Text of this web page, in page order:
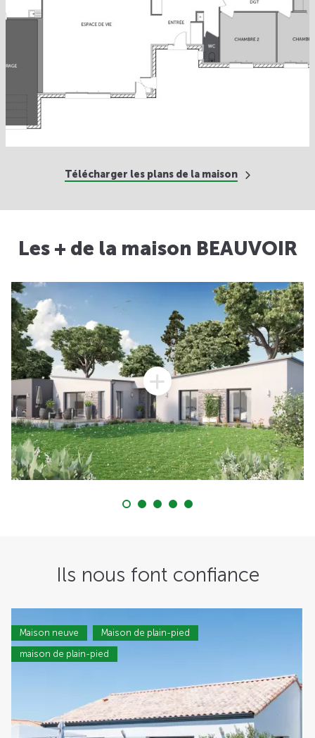
Télécharger les plans de la maison
Les + de la maison BEAUVOIR
Ils nous font confiance
Maison neuve
Maison de plain-pied
maison de plain-pied